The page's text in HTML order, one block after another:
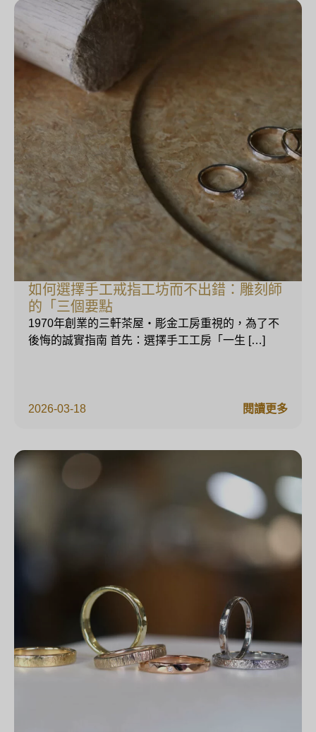
如何選擇手工戒指工坊而不出錯：雕刻師
的「三個要點
2026-03-18
1970年創業的三軒茶屋・彫金工房重視的，為了不
後悔的誠實指南 首先：選擇手工工房「一生 […]
閱讀更多